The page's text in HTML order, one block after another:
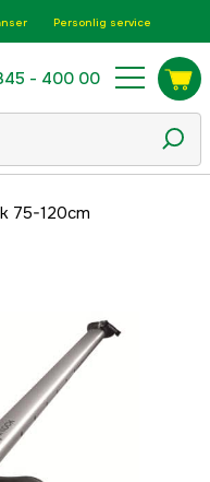
Personlig service
- 400 00
75-120cm